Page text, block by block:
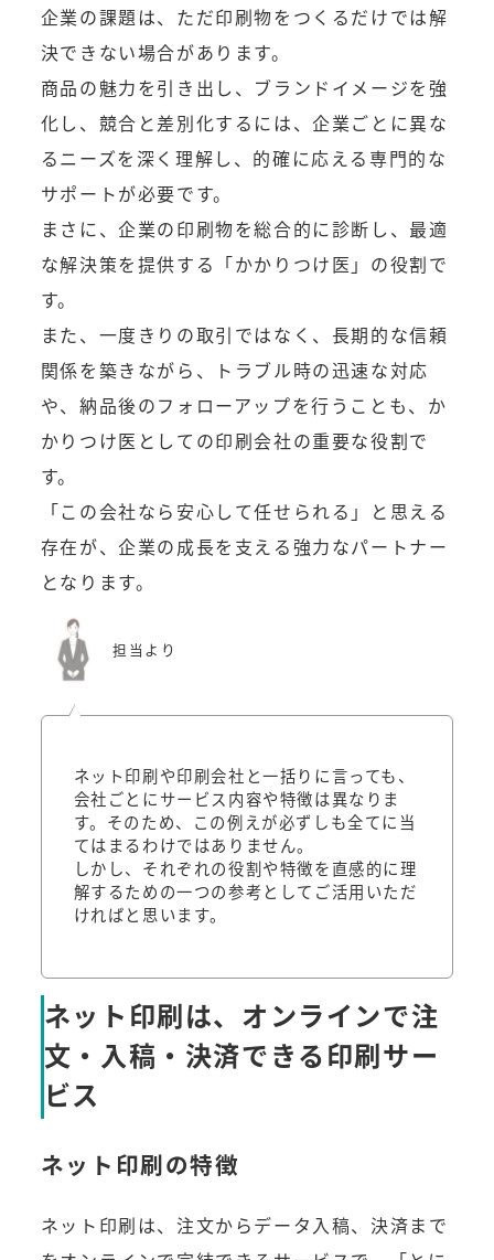
企業の課題は、ただ印刷物をつくるだけでは解
決できない場合があります。
商品の魅力を引き出し、ブランドイメージを強
化し、競合と差別化するには、企業ごとに異な
るニーズを深く理解し、的確に応える専門的な
サポートが必要です。
まさに、企業の印刷物を総合的に診断し、最適
な解決策を提供する「かかりつけ医」の役割で
す。
また、一度きりの取引ではなく、長期的な信頼
関係を築きながら、トラブル時の迅速な対応
や、納品後のフォローアップを行うことも、か
かりつけ医としての印刷会社の重要な役割で
す。
「この会社なら安心して任せられる」と思える
存在が、企業の成長を支える強力なパートナー
となります。
担当より
ネット印刷や印刷会社と一括りに言っても、
会社ごとにサービス内容や特徴は異なりま
す。そのため、この例えが必ずしも全てに当
てはまるわけではありません。
しかし、それぞれの役割や特徴を直感的に理
解するための一つの参考としてご活用いただ
ければと思います。
ネット印刷は、オンラインで注
文・入稿・決済できる印刷サー
ビス
ネット印刷の特徴
ネット印刷は、注文からデータ入稿、決済まで